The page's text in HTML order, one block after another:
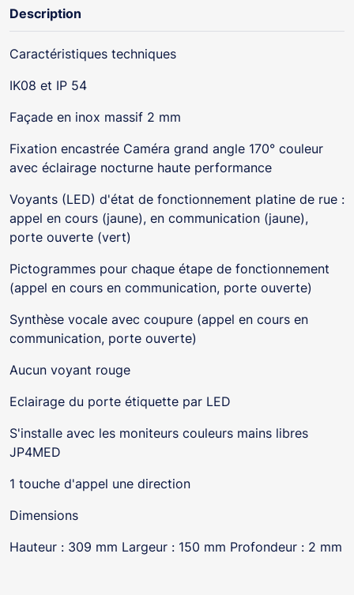
Description
Caractéristiques techniques
IK08 et IP 54
Façade en inox massif 2 mm
Fixation encastrée Caméra grand angle 170° couleur
avec éclairage nocturne haute performance
Voyants (LED) d'état de fonctionnement platine de rue :
appel en cours (jaune), en communication (jaune),
porte ouverte (vert)
Pictogrammes pour chaque étape de fonctionnement
(appel en cours en communication, porte ouverte)
Synthèse vocale avec coupure (appel en cours en
communication, porte ouverte)
Aucun voyant rouge
Eclairage du porte étiquette par LED
S'installe avec les moniteurs couleurs mains libres
JP4MED
1 touche d'appel une direction
Dimensions
Hauteur : 309 mm Largeur : 150 mm Profondeur : 2 mm